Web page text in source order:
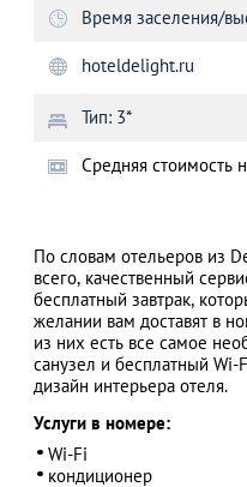
АЗАД
Время заселения/
hoteldelight.ru
Тип: 3*
Cредняя стоимость
По словам отельеров из
всего, качественный
бесплатный завтрак,
желании вам доставят в
из них есть все самое
санузел и бесплатный
дизайн интерьера отеля.
Услуги в номере:
Wi-Fi
кондиционер